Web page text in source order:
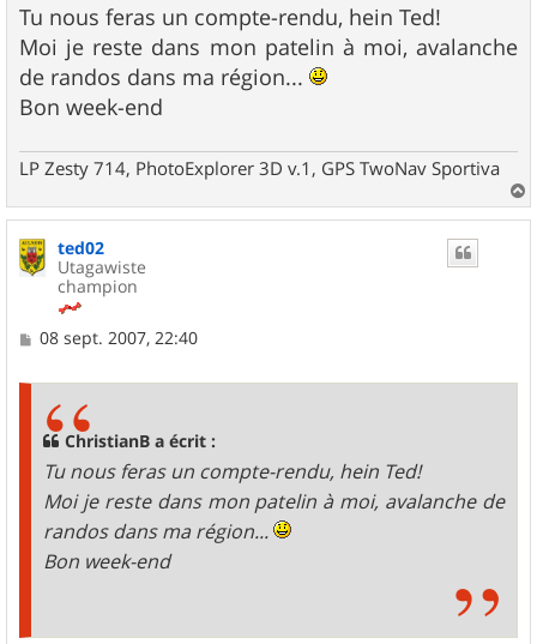
s
s
a
g
e
Tu nous feras un compte-rendu, hein Ted!
Moi je reste dans mon patelin à moi, avalanche
de randos dans ma région...
Bon week-end
LP Zesty 714, PhotoExplorer 3D v.1, GPS TwoNav Sportiva
a
ted02
Utagawiste
champion
M
08 sept. 2007, 22:40
ChristianB a écrit :
Tu nous feras un compte-rendu, hein Ted!
Moi je reste dans mon patelin à moi, avalanche de
randos dans ma région...
Bon week-end